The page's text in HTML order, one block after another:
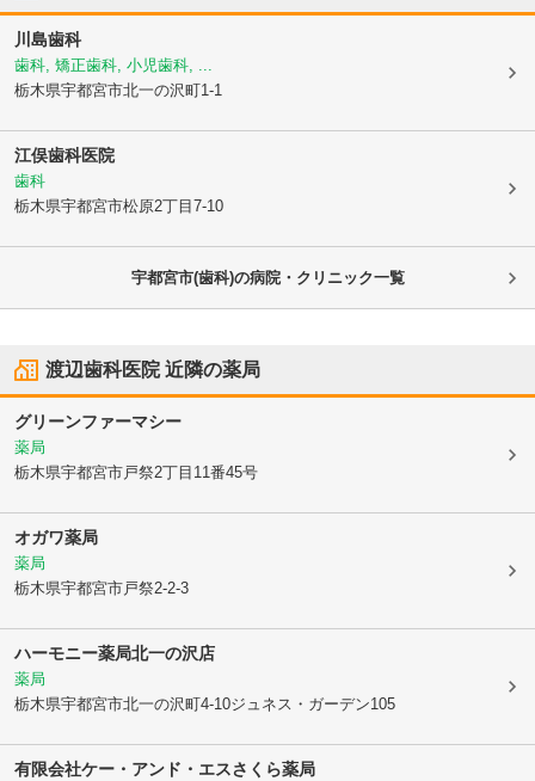
川島歯科
歯科, 矯正歯科, 小児歯科, ...
栃木県宇都宮市北一の沢町1-1
江俣歯科医院
歯科
栃木県宇都宮市松原2丁目7-10
宇都宮市(歯科)の病院・クリニック一覧
渡辺歯科医院近隣の薬局
グリーンファーマシー
薬局
栃木県宇都宮市戸祭2丁目11番45号
オガワ薬局
薬局
栃木県宇都宮市戸祭2-2-3
ハーモニー薬局北一の沢店
薬局
栃木県宇都宮市北一の沢町4-10ジュネス・ガーデン105
有限会社ケー・アンド・エスさくら薬局